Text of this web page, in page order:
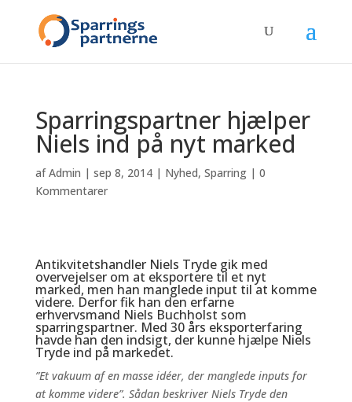
Sparringspartner hjælper
Niels ind på nyt marked
afAdmin | sep 8, 2014| Nyhed, Sparring| 0
Kommentarer
Antikvitetshandler Niels Tryde gik med
overvejelser om at eksportere til et nyt
marked, men han manglede input til at komme
videre. Derfor fik han den erfarne
erhvervsmand Niels Buchholst som
sparringspartner. Med 30 års eksporterfaring
havde han den indsigt, der kunne hjælpe Niels
Tryde ind på markedet.
”Et vakuum af en masse idéer, der manglede inputs for
at komme videre”. Sådan beskriver Niels Tryde den